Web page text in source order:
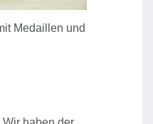
Medaillen und